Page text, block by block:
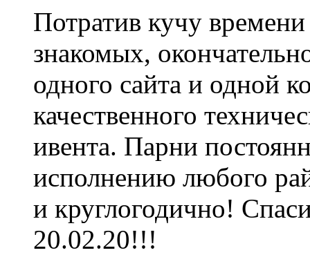
Потратив кучу
знакомых,
одного сайта и одной
качественного
ивента. Парни
исполнению любого
и круглогодично!
20.02.20!!!